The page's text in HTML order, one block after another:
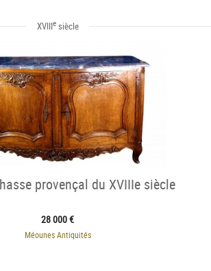
XVIIIesiècle
provençal du XVIIIe siècle
28 000 €
Méounes Antiquités